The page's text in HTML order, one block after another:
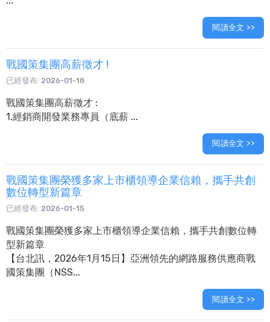
閱讀全文 >>
戰國策集團高薪徵才 !
已經發布: 2026-01-18
戰國策集團高薪徵才 :
1.經銷商開發業務專員（底薪 ...
閱讀全文 >>
戰國策集團榮獲多家上市櫃領導企業信賴，攜手共創
數位轉型新篇章
已經發布: 2026-01-15
戰國策集團榮獲多家上市櫃領導企業信賴，攜手共創數位轉
型新篇章
【台北訊，2026年1月15日】亞洲領先的網路服務供應商戰
國策集團（NSS...
閱讀全文 >>